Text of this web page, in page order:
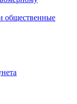
общественные